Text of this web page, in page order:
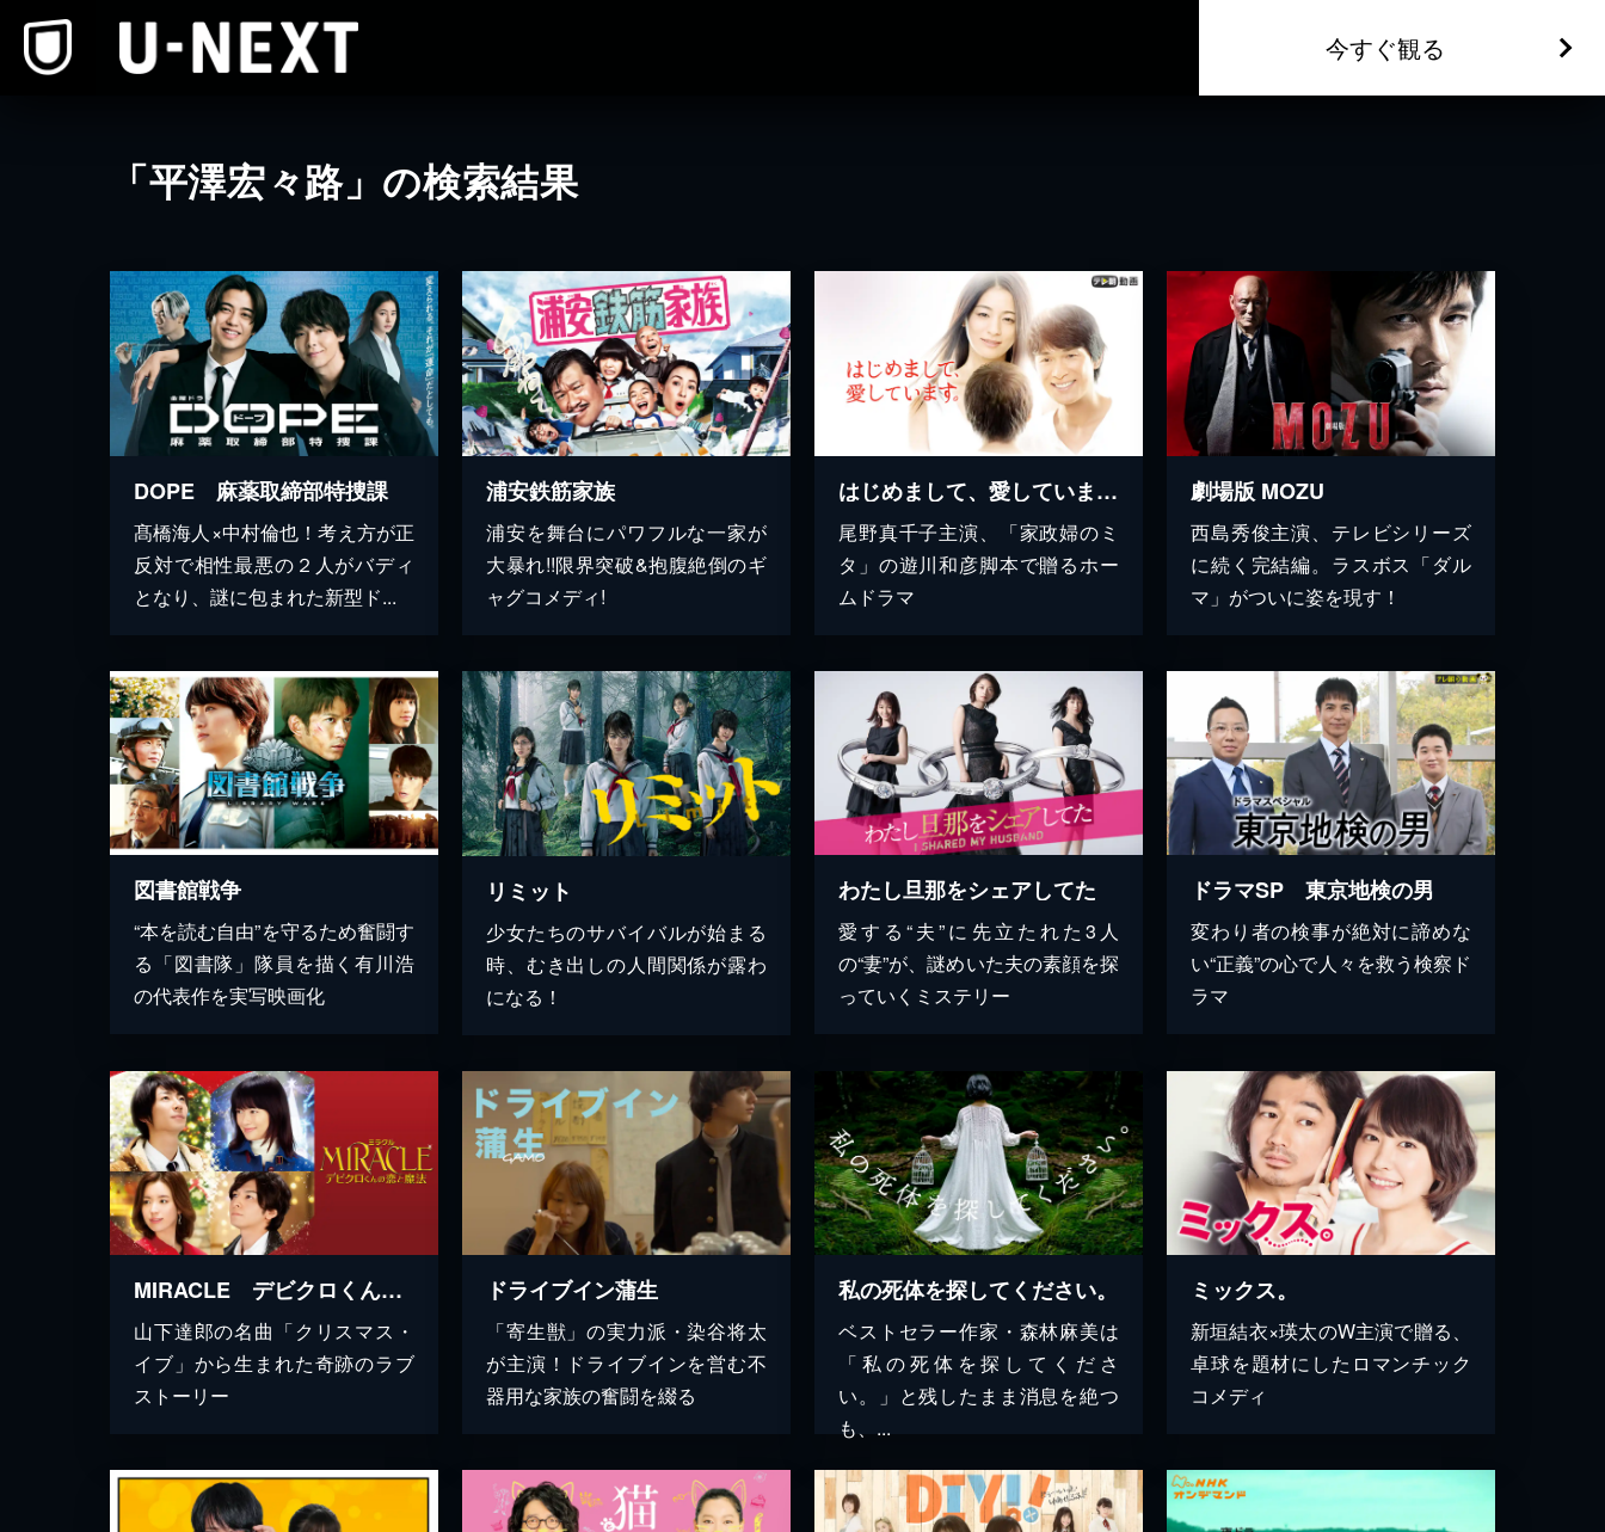
今すぐ観る
「平澤宏々路」の検索結果
DOPE 麻薬取締部特捜課
髙橋海人×中村倫也！考え方が正
反対で相性最悪の２人がバディ
となり、謎に包まれた新型ド...
浦安鉄筋家族
浦安を舞台にパワフルな一家が
大暴れ!!限界突破&抱腹絶倒のギ
ャグコメディ!
はじめまして、愛しています。
尾野真千子主演、「家政婦のミ
タ」の遊川和彦脚本で贈るホー
ムドラマ
劇場版 MOZU
西島秀俊主演、テレビシリーズ
に続く完結編。ラスボス「ダル
マ」がついに姿を現す！
図書館戦争
“本を読む自由”を守るため奮闘す
る「図書隊」隊員を描く有川浩
の代表作を実写映画化
リミット
少女たちのサバイバルが始まる
時、むき出しの人間関係が露わ
になる！
わたし旦那をシェアしてた
愛する“夫”に先立たれた3人
の“妻”が、謎めいた夫の素顔を探
っていくミステリー
ドラマSP 東京地検の男
変わり者の検事が絶対に諦めな
い“正義”の心で人々を救う検察ド
ラマ
MIRACLE デビクロくんの恋と魔法
山下達郎の名曲「クリスマス・
イブ」から生まれた奇跡のラブ
ストーリー
ドライブイン蒲生
「寄生獣」の実力派・染谷将太
が主演！ドライブインを営む不
器用な家族の奮闘を綴る
私の死体を探してください。
ベストセラー作家・森林麻美は
「私の死体を探してくださ
い。」と残したまま消息を絶つ
も、...
ミックス。
新垣結衣×瑛太のW主演で贈る、
卓球を題材にしたロマンチック
コメディ